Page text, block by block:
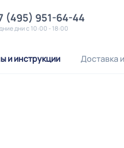
(495) 951-64-44
дни с 10:00 - 18:00
и инструкции Доставка